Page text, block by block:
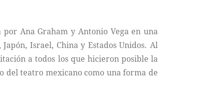
Ana Graham y Antonio Vega en una
Israel, China y Estados Unidos. Al
a todos los que hicieron posible la
del teatro mexicano como una forma de